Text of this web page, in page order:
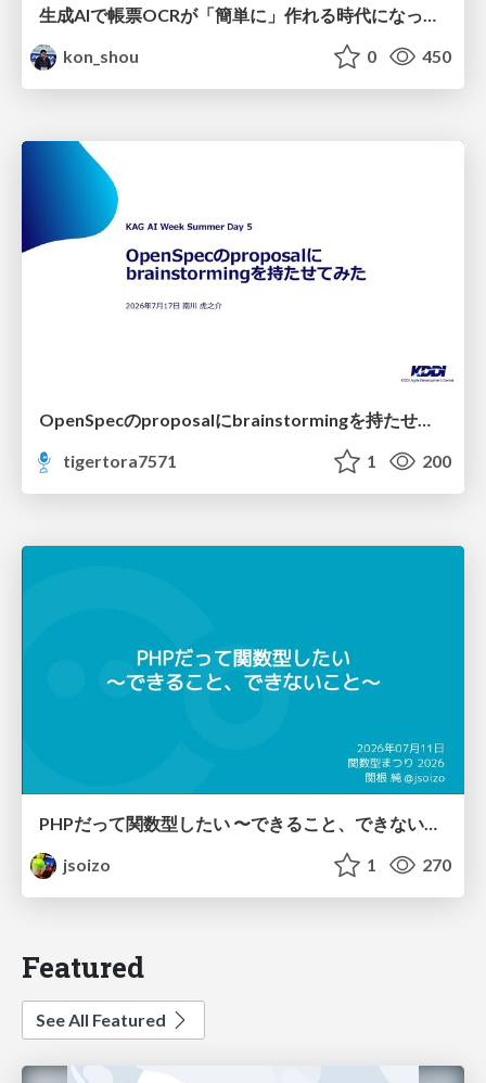
生成AIで帳票OCRが「簡単に」作れる時代になった？
kon_shou
0 450
tigertora7571
1 200
PHPだって関数型したい 〜できること、できないこと〜 / fp-in-php
jsoizo
1 270
Featured
See All Featured